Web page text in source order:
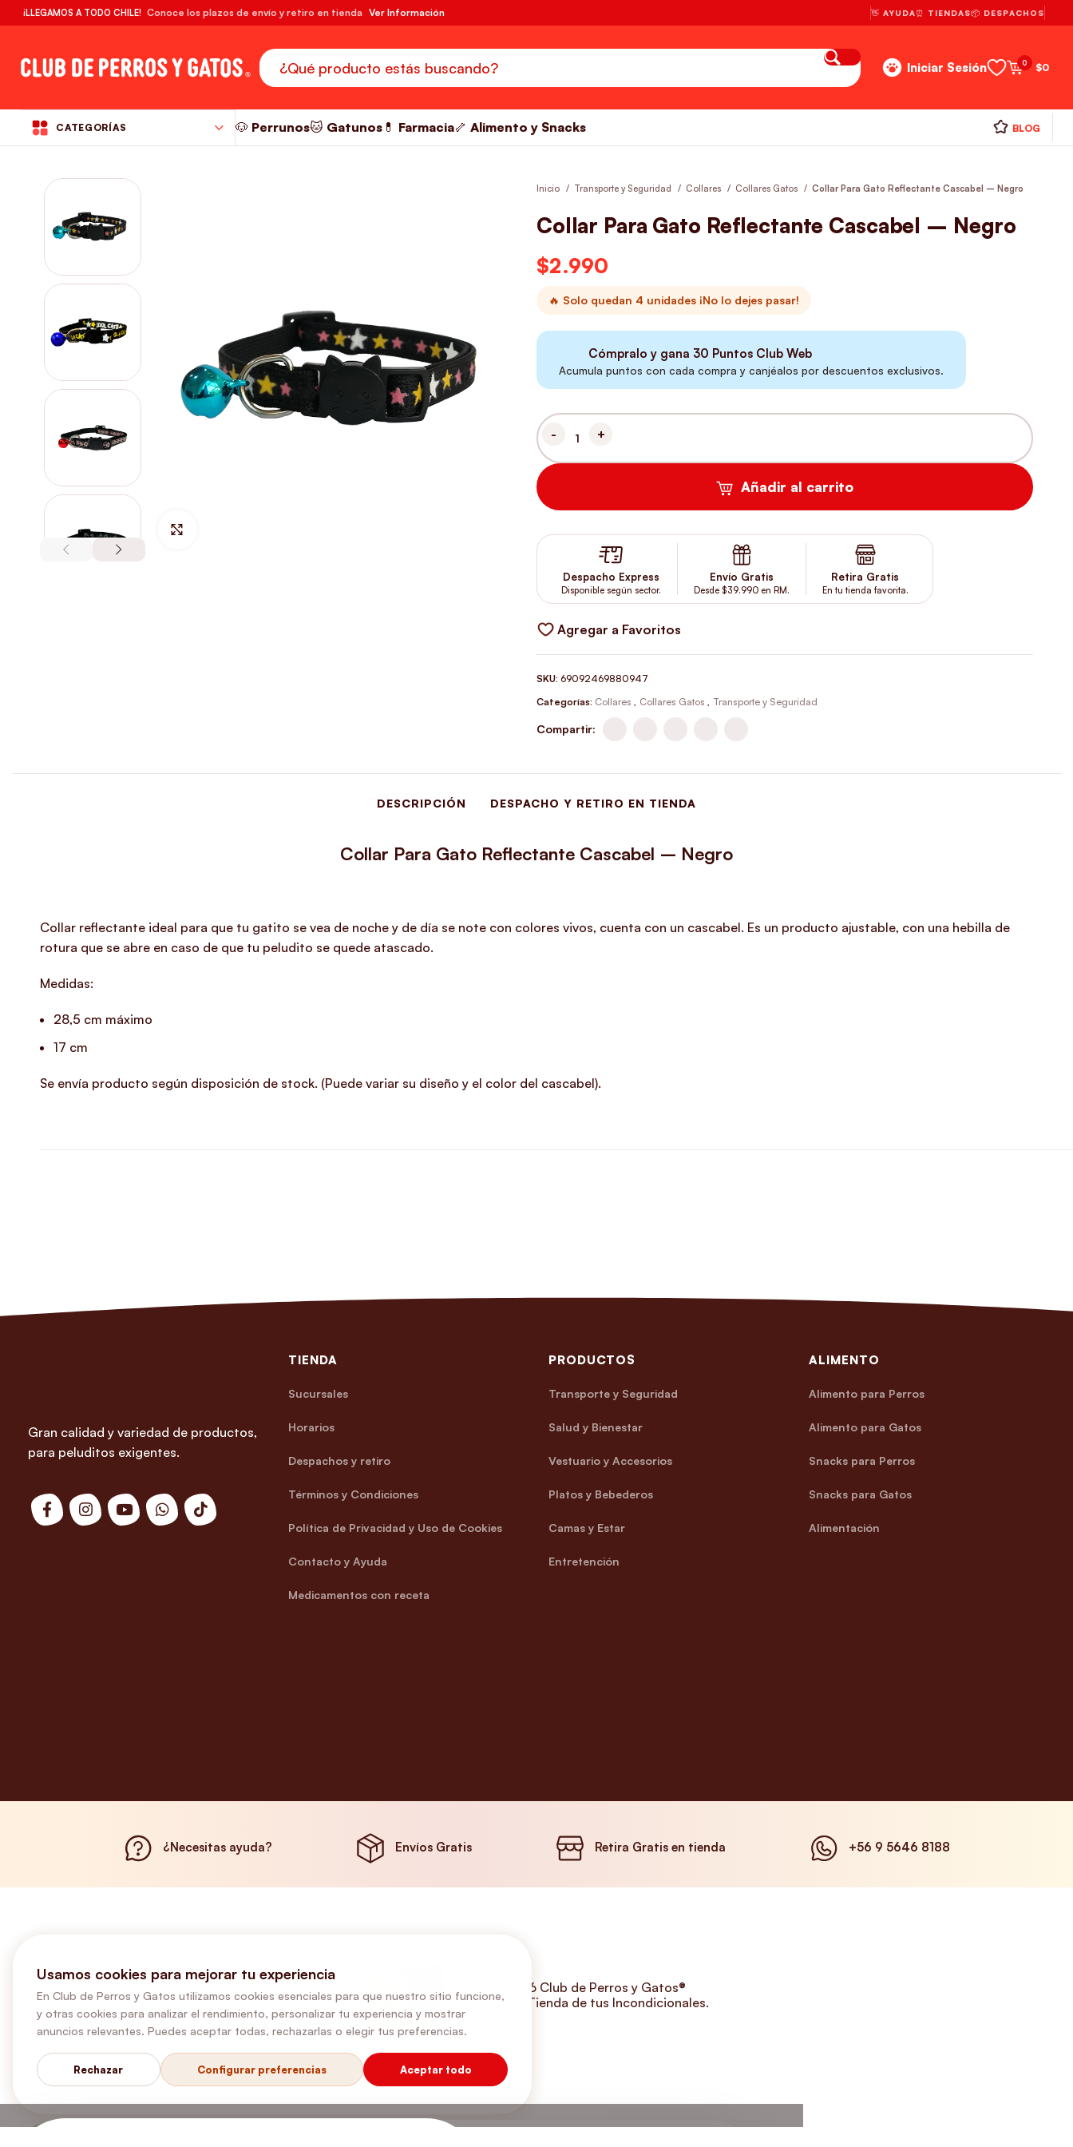
¡LLEGAMOS A TODO CHILE! Conoce los plazos de envío y retiro en tienda Ver Información 👋 AYUDA⏰ TIENDAS📦 DESPACHOS
Iniciar Sesión 0 $0
CATEGORÍAS 🐶 Perrunos🐱 Gatunos 💊 Farmacia🦴 Alimento y Snacks BLOG
Inicio Transporte y Seguridad Collares Collares Gatos Collar Para Gato Reflectante Cascabel – Negro
Collar Para Gato Reflectante Cascabel – Negro
$2.990
🔥 Solo quedan 4 unidades ¡No lo dejes pasar!
Cómpralo y gana 30 Puntos Club Web
Acumula puntos con cada compra y canjéalos por descuentos exclusivos.
COLLAR PARA GATO REFLECTANTE CASCABEL - NEGRO CANTIDAD
Añadir al carrito
Despacho Express
Disponible según sector.
Envío Gratis
Desde $39.990 en RM.
Retira Gratis
En tu tienda favorita.
Agregar a Favoritos
SKU: 69092469880947
Categorías: Collares , Collares Gatos , Transporte y Seguridad
Compartir:
DESCRIPCIÓN DESPACHO Y RETIRO EN TIENDA
Collar Para Gato Reflectante Cascabel – Negro
Collar reflectante ideal para que tu gatito se vea de noche y de día se note con colores vivos, cuenta con un cascabel. Es un producto ajustable, con una hebilla de
rotura que se abre en caso de que tu peludito se quede atascado.
Medidas:
28,5 cm máximo
17 cm
Se envía producto según disposición de stock. (Puede variar su diseño y el color del cascabel).
Gran calidad y variedad de productos,
para peluditos exigentes.
TIENDA
Sucursales
Horarios
Despachos y retiro
Términos y Condiciones
Política de Privacidad y Uso de Cookies
Contacto y Ayuda
Medicamentos con receta
PRODUCTOS
Transporte y Seguridad
Salud y Bienestar
Vestuario y Accesorios
Platos y Bebederos
Camas y Estar
Entretención
ALIMENTO
Alimento para Perros
Alimento para Gatos
Snacks para Perros
Snacks para Gatos
Alimentación
¿Necesitas ayuda? Envíos Gratis Retira Gratis en tienda +56 9 5646 8188
©2026 Club de Perros y Gatos®
Somos la Tienda de tus Incondicionales.
Usamos cookies para mejorar tu experiencia
En Club de Perros y Gatos utilizamos cookies esenciales para que nuestro sitio funcione,
y otras cookies para analizar el rendimiento, personalizar tu experiencia y mostrar
anuncios relevantes. Puedes aceptar todas, rechazarlas o elegir tus preferencias.
Rechazar Configurar preferencias Aceptar todo
RM